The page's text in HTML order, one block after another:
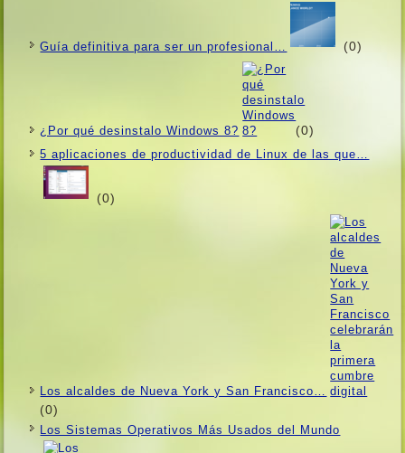
Guí­a definitiva para ser un profesional… (0)
¿Por qué desinstalo Windows 8? (0)
5 aplicaciones de productividad de Linux de las que…
(0)
Los alcaldes de Nueva York y San Francisco…
(0)
Los Sistemas Operativos Más Usados ​​del Mundo